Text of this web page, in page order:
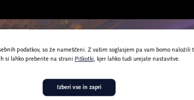
podatkov, so že nameščeni. Z vašim soglasjem pa vam bomo
si lahko preberite na strani Piškotki, kjer lahko tudi urejate nastavitve.
Izberi vse in zapri